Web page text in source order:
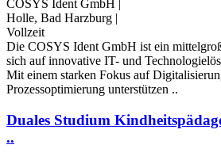
COSYS Ident GmbH |
Holle, Bad Harzburg |
Vollzeit
Die COSYS Ident GmbH ist ein
sich auf innovative IT- und
Mit einem starken Fokus auf
Prozessoptimierung unterstützen ..
Duales Studium
..